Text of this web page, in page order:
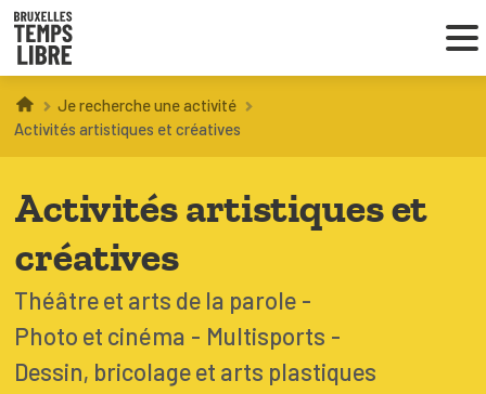
Infos parents
VOUS CHERCHEZ DES ACTIVITÉS
À BRUXELLES
Je recherche une activité
Activités artistiques et créatives
Activités artistiques et
créatives
Théâtre et arts de la parole
Photo et cinéma
Multisports
Dessin, bricolage et arts plastiques